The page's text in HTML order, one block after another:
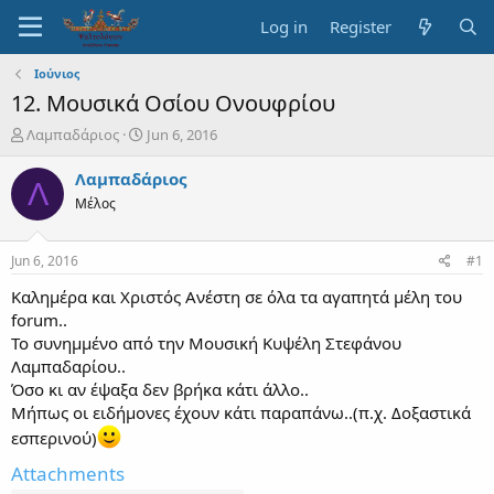
Log in Register
Ιούνιος
12. Μουσικά Οσίου Ονουφρίου
T
r
e
a
t
a
t
e
r
Λαμπαδάριος
S
a
e
Jun 6, 2016
Λ Λαμπαδάριος
Μέλος
Jun 6, 2016 #1
Καλημέρα και Χριστός Ανέστη σε όλα τα αγαπητά μέλη του
forum..
Το συνημμένο από την Μουσική Κυψέλη Στεφάνου
Λαμπαδαρίου..
Όσο κι αν έψαξα δεν βρήκα κάτι άλλο..
Μήπως οι ειδήμονες έχουν κάτι παραπάνω..(π.χ. Δοξαστικά
εσπερινού)
Attachments